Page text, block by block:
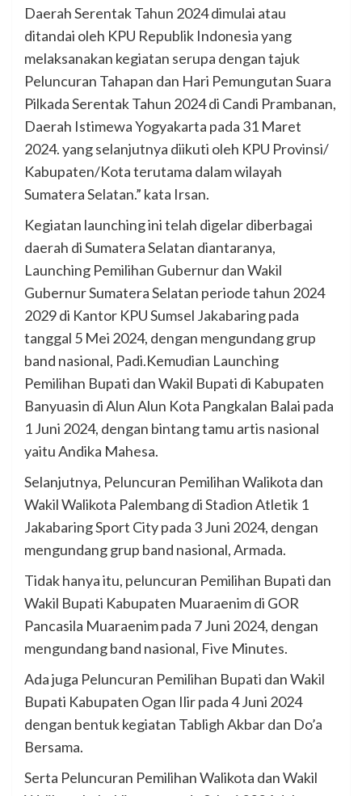
Daerah Serentak Tahun 2024 dimulai atau
ditandai oleh KPU Republik Indonesia yang
melaksanakan kegiatan serupa dengan tajuk
Peluncuran Tahapan dan Hari Pemungutan Suara
Pilkada Serentak Tahun 2024 di Candi Prambanan,
Daerah Istimewa Yogyakarta pada 31 Maret
2024. yang selanjutnya diikuti oleh KPU Provinsi/
Kabupaten/Kota terutama dalam wilayah
Sumatera Selatan.” kata Irsan.
Kegiatan launching ini telah digelar diberbagai
daerah di Sumatera Selatan diantaranya,
Launching Pemilihan Gubernur dan Wakil
Gubernur Sumatera Selatan periode tahun 2024
2029 di Kantor KPU Sumsel Jakabaring pada
tanggal 5 Mei 2024, dengan mengundang grup
band nasional, Padi.Kemudian Launching
Pemilihan Bupati dan Wakil Bupati di Kabupaten
Banyuasin di Alun Alun Kota Pangkalan Balai pada
1 Juni 2024, dengan bintang tamu artis nasional
yaitu Andika Mahesa.
Selanjutnya, Peluncuran Pemilihan Walikota dan
Wakil Walikota Palembang di Stadion Atletik 1
Jakabaring Sport City pada 3 Juni 2024, dengan
mengundang grup band nasional, Armada.
Tidak hanya itu, peluncuran Pemilihan Bupati dan
Wakil Bupati Kabupaten Muaraenim di GOR
Pancasila Muaraenim pada 7 Juni 2024, dengan
mengundang band nasional, Five Minutes.
Ada juga Peluncuran Pemilihan Bupati dan Wakil
Bupati Kabupaten Ogan Ilir pada 4 Juni 2024
dengan bentuk kegiatan Tabligh Akbar dan Do’a
Bersama.
Serta Peluncuran Pemilihan Walikota dan Wakil